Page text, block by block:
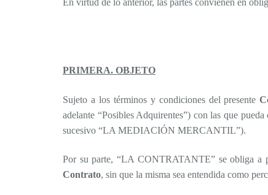
PRIMERA. OBJETO
Sujeto a los términos y condiciones del presente
adelante “Posibles Adquirentes”) con las que
sucesivo “LA MEDIACIÓN MERCANTIL”).
Por su parte, “LA CONTRATANTE” se obliga a
Contrato, sin que la misma sea entendida como